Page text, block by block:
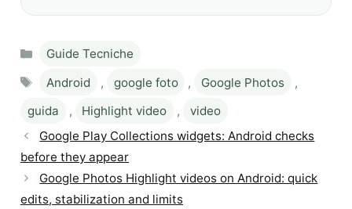
Categories
Guide Tecniche
Tags
Android , google foto , Google Photos
,
guida
, Highlight video ,
video
Google Play Collections widgets: Android checks
before they appear
Google Photos Highlight videos on Android: quick
edits, stabilization and limits